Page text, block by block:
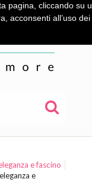
e fascino
e
pagina, cliccando su
acconsenti all’uso